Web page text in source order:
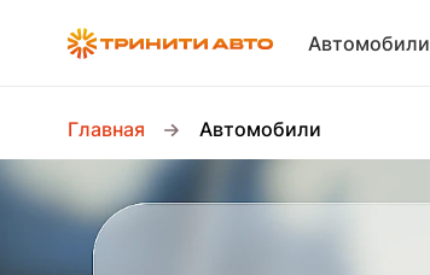
Автомобили
Главная Автомобили